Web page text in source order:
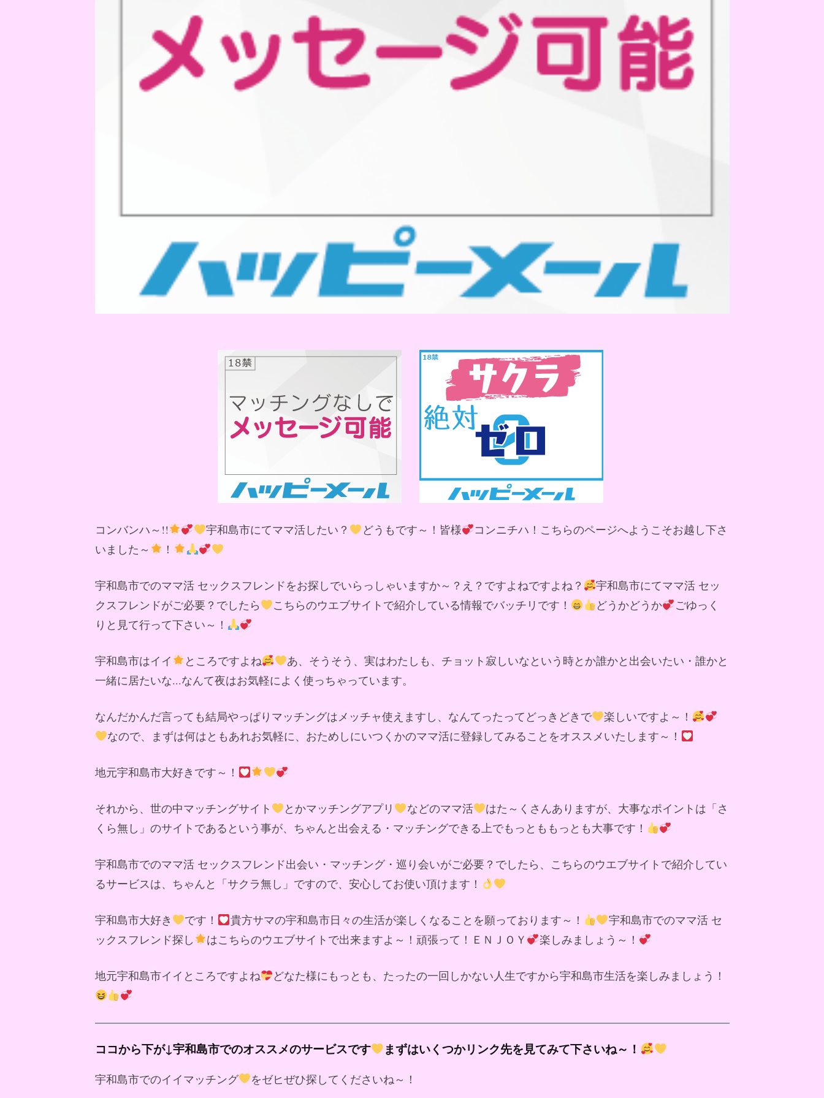
コンバンハ～!! 宇和島市にてママ活したい？ どうもです～！皆様
コンニチハ！こちらのページへようこそお越し下さ
いました～
！
宇和島市でのママ活 セックスフレンドをお探しでいらっしゃいますか～？え？ですよねですよね？
宇和島市にてママ活 セッ
クスフレンドがご必要？でしたら
こちらのウエブサイトで紹介している情報でバッチリです！ どうかどうか
ごゆっく
りと見て行って下さい～！
宇和島市はイイ ところですよね
あ、そうそう、実はわたしも、チョット寂しいなという時とか誰かと出会いたい・誰かと
一緒に居たいな...なんて夜はお気軽によく使っちゃっています。
なんだかんだ言っても結局やっぱりマッチングはメッチャ使えますし、なんてったってどっきどきで
楽しいですよ～！
なので、まずは何はともあれお気軽に、おためしにいつくかのママ活に登録してみることをオススメいたします～！
地元宇和島市大好きです～！
それから、世の中マッチングサイト とかマッチングアプリ などのママ活
はた～くさんありますが、大事なポイントは「さ
くら無し」のサイトであるという事が、ちゃんと出会える・マッチングできる上でもっとももっとも大事です！
宇和島市でのママ活 セックスフレンド出会い・マッチング・巡り会いがご必要？でしたら、こちらのウエブサイトで紹介してい
るサービスは、ちゃんと「サクラ無し」ですので、安心してお使い頂けます！
宇和島市大好き です！ 貴方サマの宇和島市日々の生活が楽しくなることを願っております～！
宇和島市でのママ活 セ
ックスフレンド探し
はこちらのウエブサイトで出来ますよ～！頑張って！ＥＮＪＯＹ 楽しみましょう～！
地元宇和島市イイところですよね どなた様にもっとも、たったの一回しかない人生ですから宇和島市生活を楽しみましょう！
ココから下が↓宇和島市でのオススメのサービスです まずはいくつかリンク先を見てみて下さいね～！
宇和島市でのイイマッチング をゼヒぜひ探してくださいね～！